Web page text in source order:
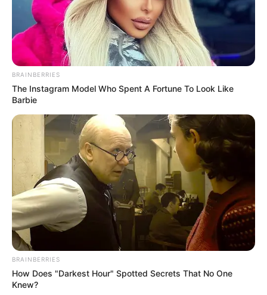
(foto: instagram/sinetron.sctv)
BRAINBERRIES
The Instagram Model Who Spent A Fortune To Look Like
Barbie
BRAINBERRIES
How Does "Darkest Hour" Spotted Secrets That No One
Knew?